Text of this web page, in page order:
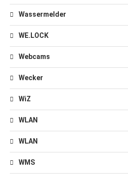
Wassermelder
WE.LOCK
Webcams
Wecker
WiZ
WLAN
WLAN
WMS